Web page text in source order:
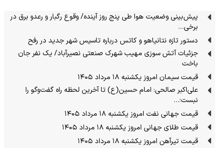
پیش‌بینی وضعیت هوا طی پنج روز آینده/ وقوع رگبار و رعدو برق در
برخی…
دستور تازه نتانیاهو و کاتس درباره تاسیس شهر جدید در رفح
جزئیات آتش سوزی مهیب شهرک صنعتی نصیرآباد/ یک نفر جان
باخت
قیمت سیمان امروز یکشنبه ۱۸ مرداد ۱۴۰۵
علی‌اکبر صالحی: امام حسین(ع) تا آخرین لحظه راه گفت‌وگو را
نبست؛…
قیمت جهانی نفت امروز یکشنبه ۱۸ مرداد ۱۴۰۵
قیمت طلای جهانی امروز یکشنبه ۱۸ مرداد ۱۴۰۵
قیمت تیرآهن امروز یکشنبه ۱۸ مرداد ۱۴۰۵